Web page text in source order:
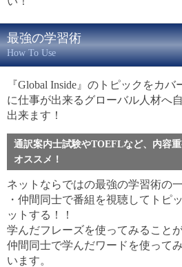
最強の学習術
How To Use
『Global Inside』のトピックをカ
に仕事が出来るグローバル人材へ
出来ます！
通訳案内士試験やTOEFLなど、内容
オススメ！
ネットならではの最強の学習術の
・仲間同士で番組を視聴してトピ
ットする！！
学んだフレーズを使ってみること
仲間同士で学んだワードを使って
います。